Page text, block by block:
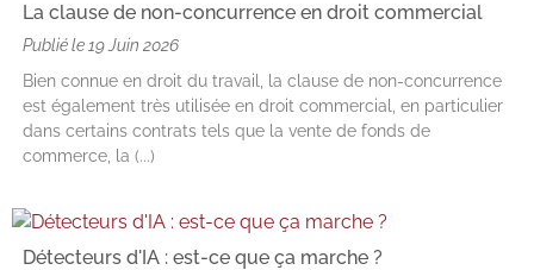
La clause de non-concurrence en droit commercial
Publié le 19 Juin 2026
Bien connue en droit du travail, la clause de non-concurrence
est également très utilisée en droit commercial, en particulier
dans certains contrats tels que la vente de fonds de
commerce, la (...)
Détecteurs d'IA : est-ce que ça marche ?